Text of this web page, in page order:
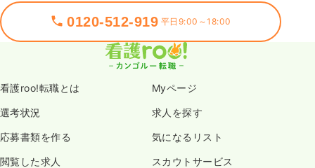
0120-512-919 平日9:00～18:00
看護roo!転職とは Myページ
選考状況 求人を探す
応募書類を作る 気になるリスト
閲覧した求人 スカウトサービス